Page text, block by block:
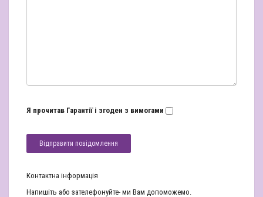
Я прочитав Гарантіїі згоден з вимогами
Контактна інформація
Напишіть або зателефонуйте- ми Вам допоможемо.